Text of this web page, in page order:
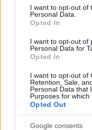
consent section.
I want to opt-out of
Personal Data.
Opted In
I want to opt-out of
Personal Data for
Opted In
I want to opt-out of
Retention, Sale,
Personal Data that
Purposes for which
Opted Out
Google consents
Continua a